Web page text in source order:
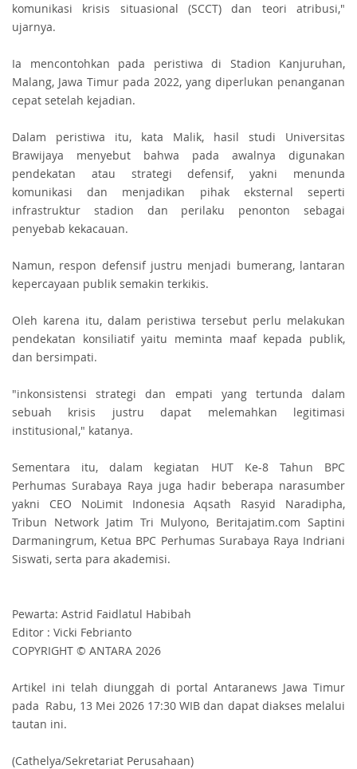
komunikasi krisis situasional (SCCT) dan teori atribusi,"
ujarnya.
Ia mencontohkan pada peristiwa di Stadion Kanjuruhan,
Malang, Jawa Timur pada 2022, yang diperlukan penanganan
cepat setelah kejadian.
Dalam peristiwa itu, kata Malik, hasil studi Universitas
Brawijaya menyebut bahwa pada awalnya digunakan
pendekatan atau strategi defensif, yakni menunda
komunikasi dan menjadikan pihak eksternal seperti
infrastruktur stadion dan perilaku penonton sebagai
penyebab kekacauan.
Namun, respon defensif justru menjadi bumerang, lantaran
kepercayaan publik semakin terkikis.
Oleh karena itu, dalam peristiwa tersebut perlu melakukan
pendekatan konsiliatif yaitu meminta maaf kepada publik,
dan bersimpati.
"inkonsistensi strategi dan empati yang tertunda dalam
sebuah krisis justru dapat melemahkan legitimasi
institusional," katanya.
Sementara itu, dalam kegiatan HUT Ke-8 Tahun BPC
Perhumas Surabaya Raya juga hadir beberapa narasumber
yakni CEO NoLimit Indonesia Aqsath Rasyid Naradipha,
Tribun Network Jatim Tri Mulyono, Beritajatim.com Saptini
Darmaningrum, Ketua BPC Perhumas Surabaya Raya Indriani
Siswati, serta para akademisi.
Pewarta: Astrid Faidlatul Habibah
Editor : Vicki Febrianto
COPYRIGHT © ANTARA 2026
Artikel ini telah diunggah di portal Antaranews Jawa Timur
pada Rabu, 13 Mei 2026 17:30 WIB dan dapat diakses melalui
tautan ini.
(Cathelya/Sekretariat Perusahaan)